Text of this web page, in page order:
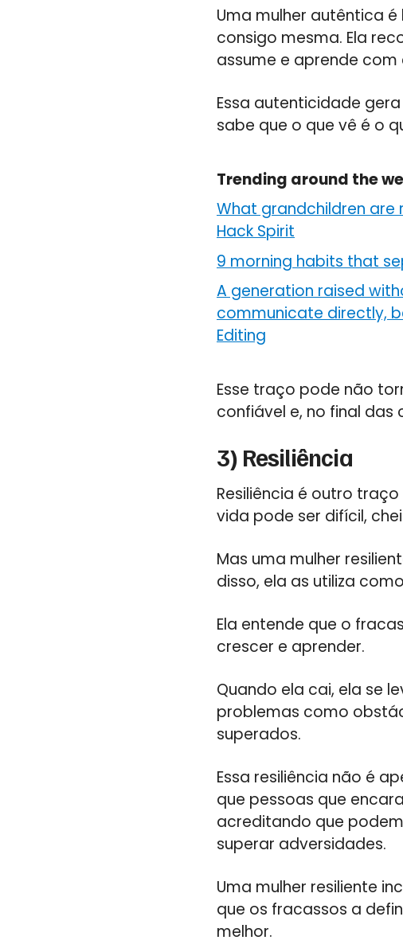
Uma mulher autêntica
consigo mesma. Ela
assume e aprende com
Essa autenticidade
sabe que o que vê é o
Trending around the
What grandchildren are
Hack Spirit
9 morning habits that
A generation raised
communicate directly,
Editing
Esse traço pode não
confiável e, no final
3) Resiliência
Resiliência é outro
vida pode ser difícil,
Mas uma mulher
disso, ela as utiliza
Ela entende que o
crescer e aprender.
Quando ela cai, ela se
problemas como
superados.
Essa resiliência não é
que pessoas que
acreditando que
superar adversidades.
Uma mulher resiliente
que os fracassos a
melhor.